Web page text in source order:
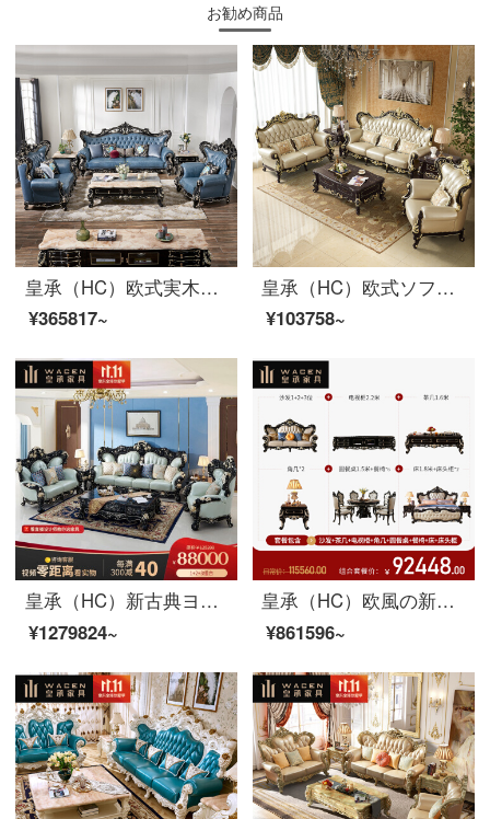
お勧め商品
皇承（HC）欧式実木彫刻ソファセット真皮クラシックハッカーホール家具629【シングルビット+ツインビット+4人位】
¥365817~
皇承（HC）欧式ソファ別荘家具アメリカ式実木彫刻模様ソファセット豪華雅米・ソファ【三人位】
¥103758~
皇承（HC）新古典ヨーロッパ式の本革ソファー、お客様を歓迎する松実木彫刻リビングソファ888富貴迎客松全実木ソファ1124セット
¥1279824~
皇承（HC）欧風の新古典ソファー客間セットレストランの木造家具多点套臻品客間十六点セット【Dスイート】
¥861596~